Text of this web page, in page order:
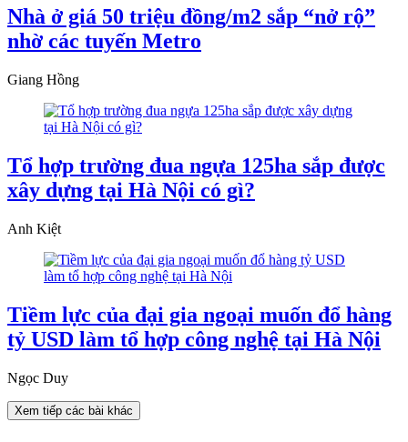
Nhà ở giá 50 triệu đồng/m2 sắp “nở rộ”
nhờ các tuyến Metro
Giang Hồng
Tổ hợp trường đua ngựa 125ha sắp được
xây dựng tại Hà Nội có gì?
Anh Kiệt
Tiềm lực của đại gia ngoại muốn đổ hàng
tỷ USD làm tổ hợp công nghệ tại Hà Nội
Ngọc Duy
Xem tiếp các bài khác